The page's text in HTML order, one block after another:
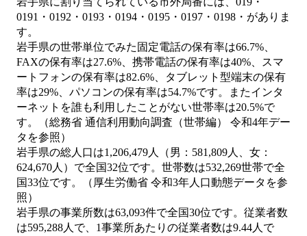
0191・0192・0193・0194・0195・0197・0198・がありま
す。
岩手県の世帯単位でみた固定電話の保有率は66.7%、
FAXの保有率は27.6%、携帯電話の保有率は40%、スマ
ートフォンの保有率は82.6%、タブレット型端末の保有
率は29%、パソコンの保有率は54.7%です。またインタ
ーネットを誰も利用したことがない世帯率は20.5%で
す。（総務省 通信利用動向調査（世帯編） 令和4年デー
タを参照）
岩手県の総人口は1,206,479人（男：581,809人、女：
624,670人）で全国32位です。世帯数は532,269世帯で全
国33位です。（厚生労働省 令和3年人口動態データを参
照）
岩手県の事業所数は63,093件で全国30位です。従業者数
は595,288人で、1事業所あたりの従業者数は9.44人で